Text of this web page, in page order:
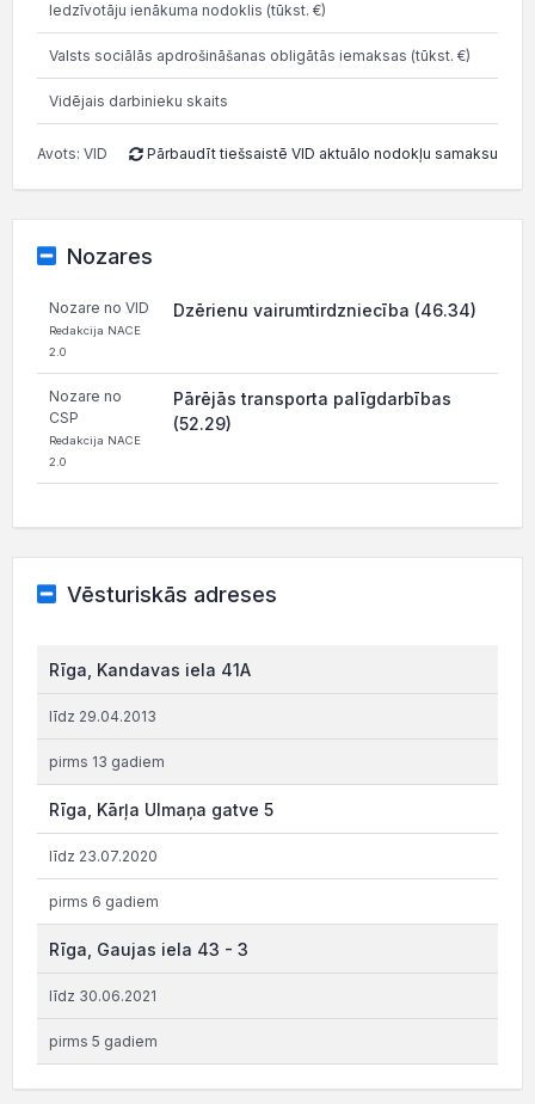
Iedzīvotāju ienākuma nodoklis (tūkst. €)
Valsts sociālās apdrošināšanas obligātās iemaksas (tūkst. €)
Vidējais darbinieku skaits
Avots: VID Pārbaudīt tiešsaistē VID aktuālo nodokļu samaksu
Nozares
Nozare no VID
Redakcija NACE
2.0
Dzērienu vairumtirdzniecība (46.34)
Nozare no
CSP
Redakcija NACE
2.0
Pārējās transporta palīgdarbības
(52.29)
Vēsturiskās adreses
Rīga, Kandavas iela 41A
līdz 29.04.2013
pirms 13 gadiem
Rīga, Kārļa Ulmaņa gatve 5
līdz 23.07.2020
pirms 6 gadiem
Rīga, Gaujas iela 43 - 3
līdz 30.06.2021
pirms 5 gadiem